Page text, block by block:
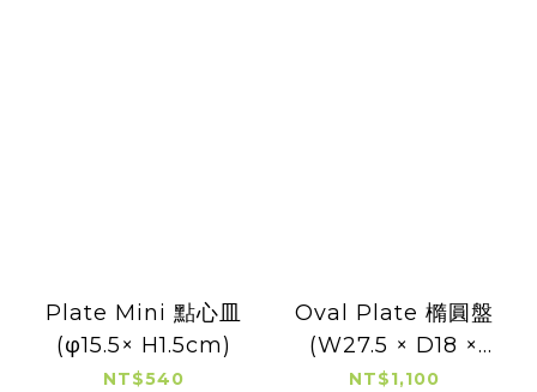
Plate Mini 點心皿
(φ15.5× H1.5cm)
NT$540
Oval Plate 橢圓盤
(W27.5 × D18 ×
H3.5cm 容量：
NT$1,100